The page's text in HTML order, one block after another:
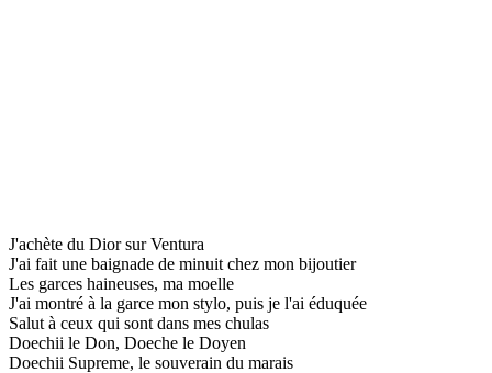
J'achète du Dior sur Ventura
J'ai fait une baignade de minuit chez mon bijoutier
Les garces haineuses, ma moelle
J'ai montré à la garce mon stylo, puis je l'ai éduquée
Salut à ceux qui sont dans mes chulas
Doechii le Don, Doeche le Doyen
Doechii Supreme, le souverain du marais